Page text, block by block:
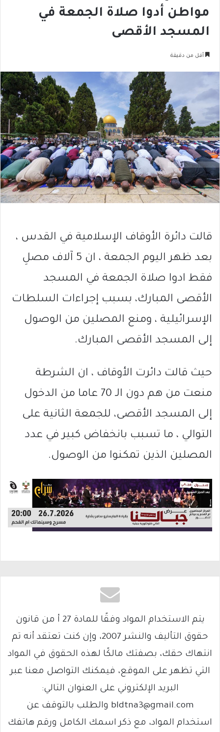
مواطن أدوا صلاة الجمعة في
المسجد الأقصى
أقل من دقيقة
قالت دائرة الأوقاف الإسلامية في القدس ،
بعد ظهر اليوم الجمعة ، ان 5 آلاف مصلِ
فقط ادوا صلاة الجمعة في المسجد
الأقصى المبارك، بسبب إجراءات السلطات
الإسرائيلية ، ومنع المصلين من الوصول
إلى المسجد الأقصى المبارك.
حيث قالت دائرت الأوقاف ، ان الشرطة
منعت من هم دون الـ 70 عاما من الدخول
إلى المسجد الأقصى، للجمعة الثانية على
التوالي ، ما تسبب بانخفاض كبير في عدد
المصلين الذين تمكنوا من الوصول.
يتم الاستخدام المواد وفقًا للمادة 27 أ من قانون
حقوق التأليف والنشر 2007، وإن كنت تعتقد أنه تم
انتهاك حقك، بصفتك مالكًا لهذه الحقوق في المواد
التي تظهر على الموقع، فيمكنك التواصل معنا عبر
البريد الإلكتروني على العنوان التالي:
bldtna3@gmail.com والطلب بالتوقف عن
استخدام المواد، مع ذكر اسمك الكامل ورقم هاتفك